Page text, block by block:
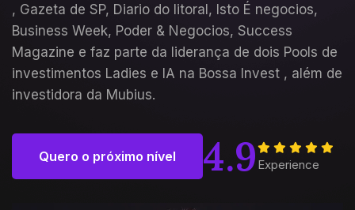
, Gazeta de SP, Diario do litoral, Isto É negocios,
Business Week, Poder & Negocios, Success
Magazine e faz parte da liderança de dois Pools de
investimentos Ladies e IA na Bossa Invest , além de
investidora da Mubius.
Quero o próximo nível
4.9 Experience